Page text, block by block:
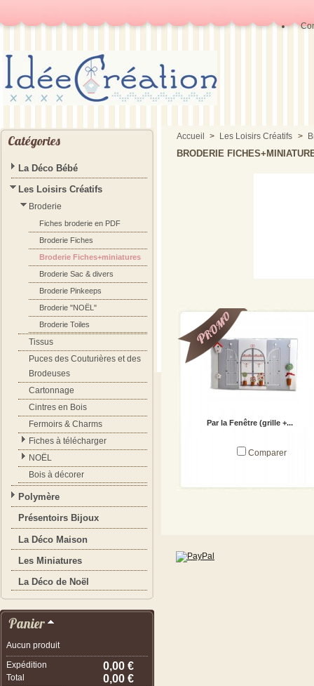
Catégories
La Déco Bébé
Les Loisirs Créatifs
Broderie
Fiches broderie en PDF
Broderie Fiches
Broderie Fiches+miniatures
Broderie Sac & divers
Broderie Pinkeeps
Broderie "NOËL"
Broderie Toiles
Tissus
Puces des Couturières et des
Brodeuses
Cartonnage
Cintres en Bois
Fermoirs & Charms
Fiches à télécharger
NOËL
Bois à décorer
Polymère
Présentoirs Bijoux
La Déco Maison
Les Miniatures
La Déco de Noël
Panier
Aucun produit
Expédition
0,00 €
Total 0,00 €
Accueil > Les Loisirs Créatifs >
BRODERIE
Par la Fenêtre (grille +...
Comparer